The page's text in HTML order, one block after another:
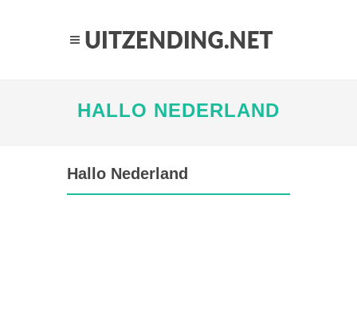
HALLO NEDERLAND
Hallo Nederland